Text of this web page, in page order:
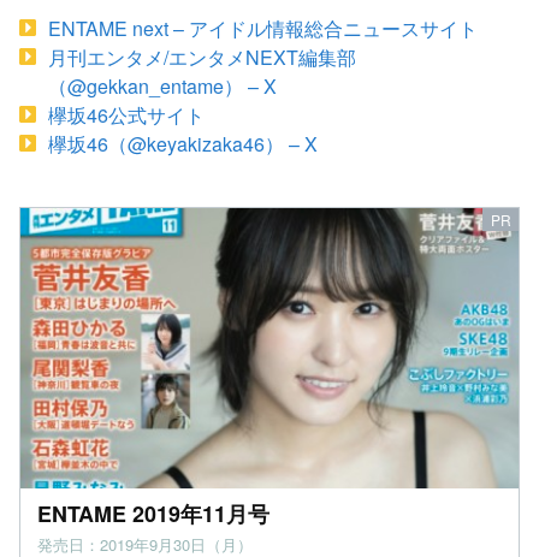
ENTAME next – アイドル情報総合ニュースサイト
月刊エンタメ/エンタメNEXT編集部
（@gekkan_entame） – X
欅坂46公式サイト
欅坂46（@keyakizaka46） – X
ENTAME 2019年11月号
発売日：2019年9月30日（月）